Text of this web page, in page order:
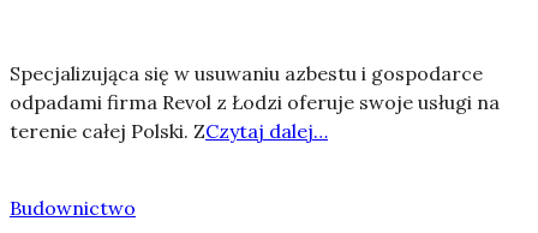
Specjalizująca się w usuwaniu azbestu i gospodarce
odpadami firma Revol z Łodzi oferuje swoje usługi na
terenie całej Polski. ZCzytaj dalej…
Budownictwo